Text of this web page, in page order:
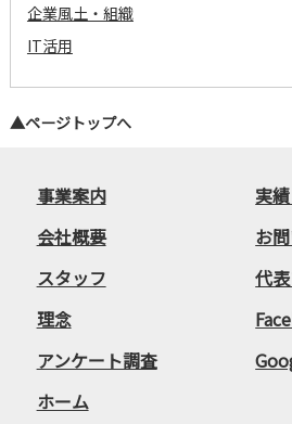
企業風土・組織
IT活用
▲ページトップへ
事業案内
実
会社概要
スタッフ
理念
アンケート調査
ホーム
お
代